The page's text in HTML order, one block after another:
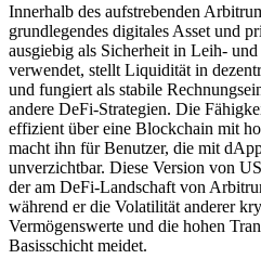
Innerhalb des aufstrebenden
grundlegendes digitales Asset und
ausgiebig als Sicherheit in Leih-
verwendet, stellt Liquidität in
und fungiert als stabile
andere DeFi-Strategien. Die
effizient über eine Blockchain mit
macht ihn für Benutzer, die mit
unverzichtbar. Diese Version von
der am DeFi-Landschaft von
während er die Volatilität anderer
Vermögenswerte und die hohen
Basisschicht meidet.